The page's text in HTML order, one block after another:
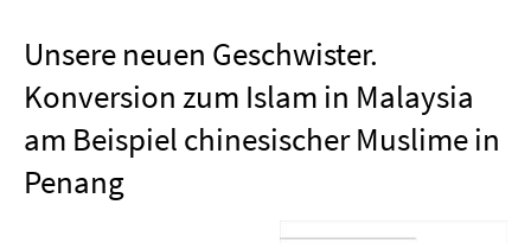
Unsere neuen Geschwister.
Konversion zum Islam in Malaysia
am Beispiel chinesischer Muslime in
Penang